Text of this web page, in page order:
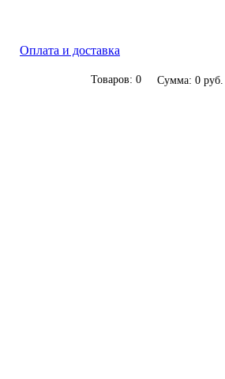
Оплата и доставка
Товаров: 0 Сумма: 0 руб.